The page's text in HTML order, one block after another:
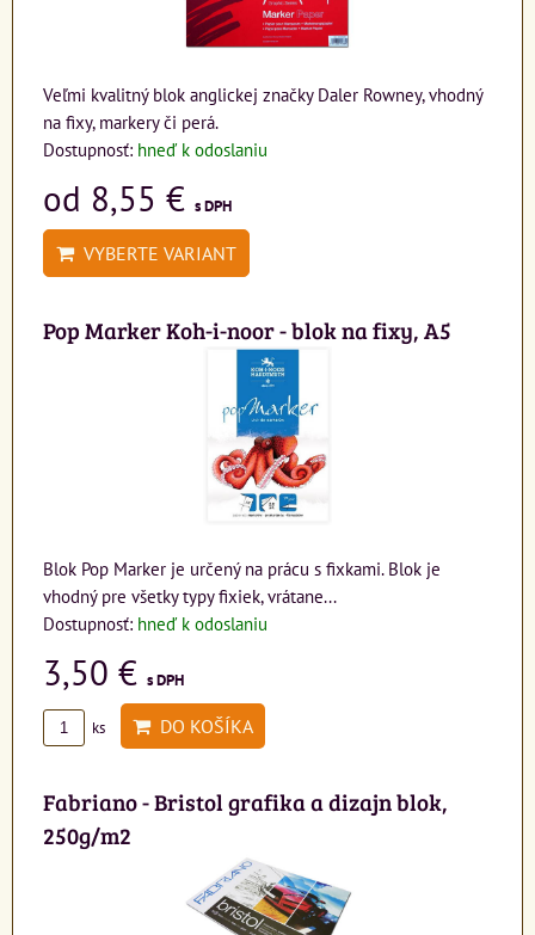
Veľmi kvalitný blok anglickej značky Daler Rowney, vhodný
na fixy, markery či perá.
Dostupnosť: hneď k odoslaniu
od 8,55 € s DPH
VYBERTE VARIANT
Pop Marker Koh-i-noor - blok na fixy, A5
Blok Pop Marker je určený na prácu s fixkami. Blok je
vhodný pre všetky typy fixiek, vrátane...
Dostupnosť: hneď k odoslaniu
3,50 € s DPH
ks DO KOŠÍKA
Fabriano - Bristol grafika a dizajn blok,
250g/m2